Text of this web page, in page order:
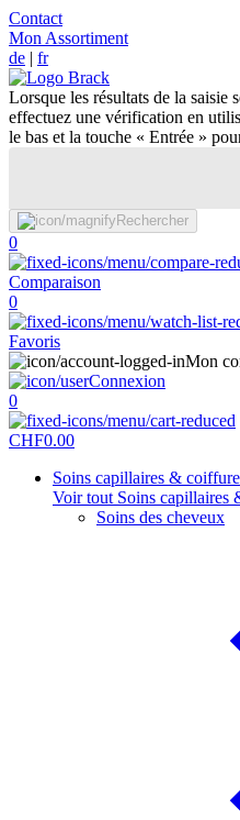
Contact
Mon Assortiment
de | fr
Lorsque les résultats de la saisie
effectuez une vérification en
le bas et la touche « Entrée »
Rechercher
0
Comparaison
0
Favoris
Mon
Connexion
0
CHF0.00
Soins capillaires & coiffure
Voir tout Soins capillaires
Soins des cheveux